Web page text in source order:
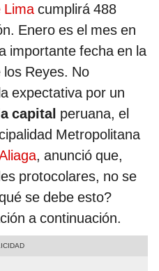
Limacumplirá 488
Enero es el mes en
importante fecha en la
los Reyes. No
expectativa por un
capital peruana, el
Metropolitana
, anunció que,
protocolares, no se
se debe esto?
a continuación.